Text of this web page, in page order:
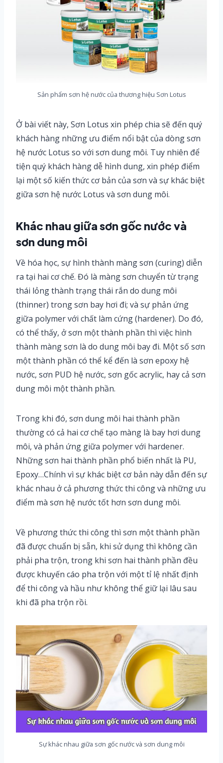
Sản phẩm sơn hệ nước của thương hiệu Sơn Lotus
Ở bài viết này, Sơn Lotus xin phép chia sẽ đến quý
khách hàng những ưu điểm nổi bật của dòng sơn
hệ nước Lotus so với sơn dung môi. Tuy nhiên để
tiện quý khách hàng dễ hình dung, xin phép điểm
lại một số kiến thức cơ bản của sơn và sự khác biệt
giữa sơn hệ nước Lotus và sơn dung môi.
Khác nhau giữa sơn gốc nước và
sơn dung môi
Về hóa học, sự hình thành màng sơn (curing) diễn
ra tại hai cơ chế. Đó là màng sơn chuyển từ trạng
thái lỏng thành trạng thái rắn do dung môi
(thinner) trong sơn bay hơi đi; và sự phản ứng
giữa polymer với chất làm cứng (hardener). Do đó,
có thể thấy, ở sơn một thành phần thì việc hình
thành màng sơn là do dung môi bay đi. Một số sơn
một thành phần có thể kể đến là sơn epoxy hệ
nước, sơn PUD hệ nước, sơn gốc acrylic, hay cả sơn
dung môi một thành phần.
Trong khi đó, sơn dung môi hai thành phần
thường có cả hai cơ chế tạo màng là bay hơi dung
môi, và phản ứng giữa polymer với hardener.
Những sơn hai thành phần phổ biến nhất là PU,
Epoxy…Chính vì sự khác biệt cơ bản này dẫn đến sự
khác nhau ở cả phương thức thi công và những ưu
điểm mà sơn hệ nước tốt hơn sơn dung môi.
Về phương thức thi công thì sơn một thành phần
đã được chuẩn bị sẵn, khi sử dụng thì không cần
phải pha trộn, trong khi sơn hai thành phần đều
được khuyến cáo pha trộn với một tỉ lệ nhất định
để thi công và hầu như không thể giữ lại lâu sau
khi đã pha trộn rồi.
Sự khác nhau giữa sơn gốc nước và sơn dung môi